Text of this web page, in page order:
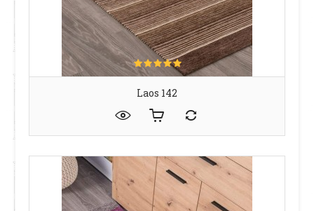
Laos 142